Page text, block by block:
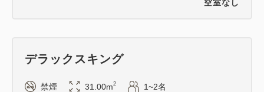
空室なし
デラックスキング
禁煙 31.00m2 1~2名